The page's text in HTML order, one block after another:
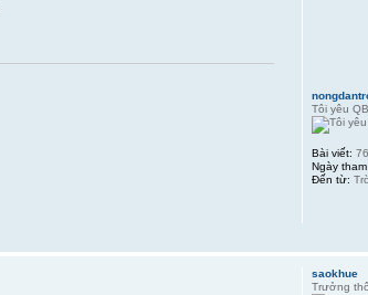
Tôi yêu
Bài viết:
Ngày
Đến từ:
saokhue
Trưởng